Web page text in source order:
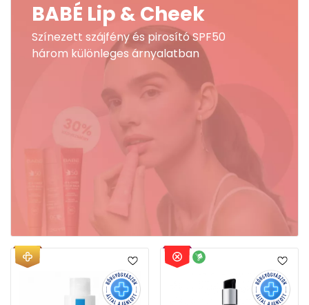
BABÉ Lip & Cheek
Színezett szájfény és pirosító SPF50
három különleges árnyalatban